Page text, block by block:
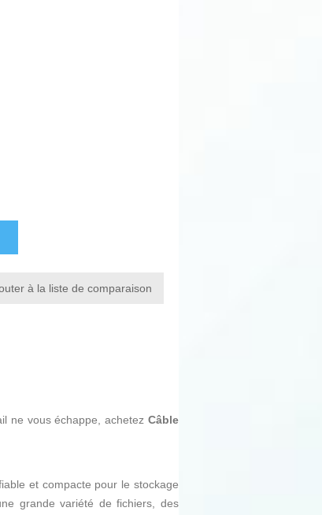
à la liste de comparaison
ne vous échappe, achetezCâble
et compacte pour le stockage
grande variété de fichiers, des